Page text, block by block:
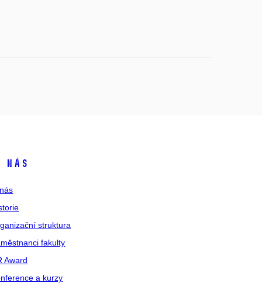
nás
struktura
fakulty
Award
a kurzy